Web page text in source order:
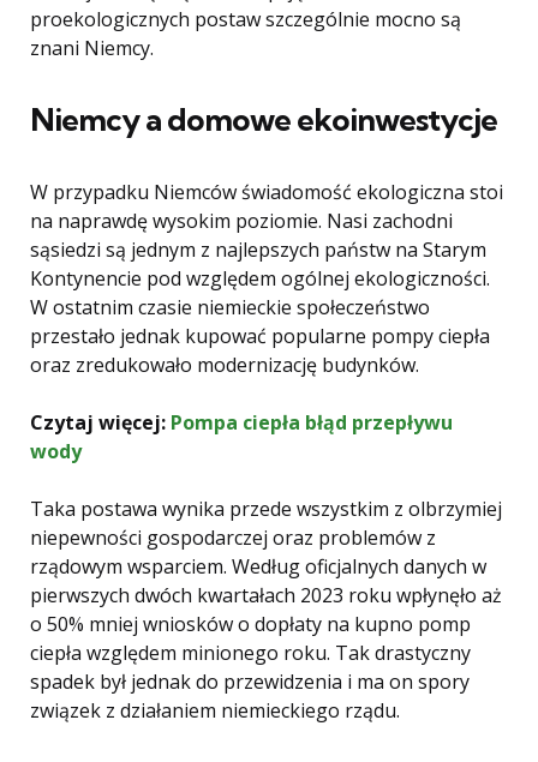
proekologicznych postaw szczególnie mocno są
znani Niemcy.
Niemcy a domowe ekoinwestycje
W przypadku Niemców świadomość ekologiczna stoi
na naprawdę wysokim poziomie. Nasi zachodni
sąsiedzi są jednym z najlepszych państw na Starym
Kontynencie pod względem ogólnej ekologiczności.
W ostatnim czasie niemieckie społeczeństwo
przestało jednak kupować popularne pompy ciepła
oraz zredukowało modernizację budynków.
Czytaj więcej: Pompa ciepła błąd przepływu
wody
Taka postawa wynika przede wszystkim z olbrzymiej
niepewności gospodarczej oraz problemów z
rządowym wsparciem. Według oficjalnych danych w
pierwszych dwóch kwartałach 2023 roku wpłynęło aż
o 50% mniej wniosków o dopłaty na kupno pomp
ciepła względem minionego roku. Tak drastyczny
spadek był jednak do przewidzenia i ma on spory
związek z działaniem niemieckiego rządu.